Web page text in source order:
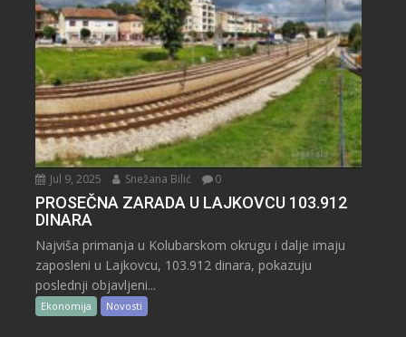
Jul 9, 2025 Snežana Bilić 0
PROSEČNA ZARADA U LAJKOVCU 103.912
DINARA
Najviša primanja u Kolubarskom okrugu i dalje imaju
zaposleni u Lajkovcu, 103.912 dinara, pokazuju
poslednji objavljeni...
Ekonomija Novosti